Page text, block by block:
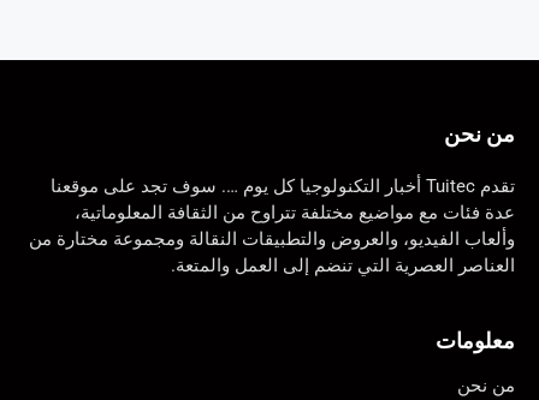
من نحن
تقدم Tuitec أخبار التكنولوجيا كل يوم …. سوف تجد على موقعنا
عدة فئات مع مواضيع مختلفة تتراوح من الثقافة المعلوماتية،
وألعاب الفيديو، والعروض والتطبيقات النقالة ومجموعة مختارة من
العناصر العصرية التي تنضم إلى العمل والمتعة.
معلومات
من نحن